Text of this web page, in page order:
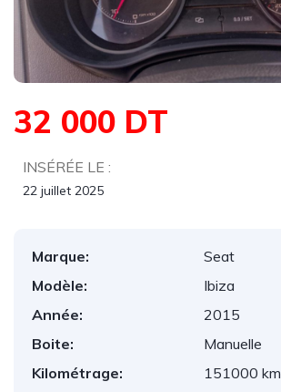
32 000 DT
INSÉRÉE LE :
22 juillet 2025
Marque:
Seat
Modèle:
Ibiza
Année:
2015
Boite:
Manuelle
Kilométrage:
151000 km